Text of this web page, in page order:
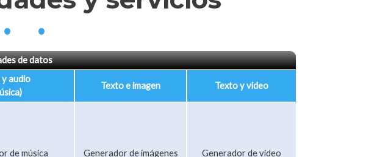
•
de datos
audio
Texto e imagen Texto y video
de música Generador de imágenes Generador de video